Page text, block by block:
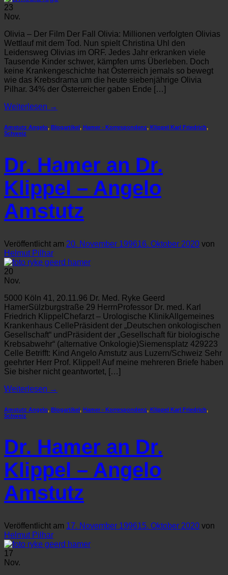
23
Nov.
Olivia – Der Film Der Fall Olivia: Millionen verfolgten Olivias
Wettlauf mit dem Tod. Nun spielt Christina Uhl den
Leidensweg Olivias im ORF. Jedes Jahr erkranken viele
Tausende Kinder schwer, kämpfen ums Überleben. Doch
keine Krankengeschichte hat Österreich jemals so bewegt
wie das Krebsdrama um die heute siebenjährige Olivia
Pilhar. 34% der Österreicher gaben Ende […]
Weiterlesen →
Amstutz Angelo, Blogartikel , Hamer - Korrespondenz, Klippel Karl Friedrich,
Schweiz
Dr. Hamer an Dr.
Klippel – Angelo
Amstutz
Veröffentlicht am 20. November 199616. Oktober 2020 von
Helmut Pilhar
20
Nov.
5000 Köln 41, 20.11.96 Dr. Med. Ryke Geerd
HamerSülzburgstraße 29 HerrnProfessor Dr. med. Karl
Friedrich KlippelChefarzt – Urologische KlinikAllgemeines
Krankenhaus CellePräsident der „Deutschen onkologischen
Gesellschaft“ undPräsident der „Gesellschaft für biologische
Krebsabwehr“ (alternative Onkologie)Siemensplatz 429223
Celle Betrifft: Kind Angelo Amstutz aus Luzern/Schweiz Sehr
geehrter Herr Prof. Klippel! Auf meine mehreren Briefe haben
Sie bisher nicht geantwortet, […]
Weiterlesen →
Amstutz Angelo, Blogartikel, Hamer - Korrespondenz, Klippel Karl Friedrich,
Schweiz
Dr. Hamer an Dr.
Klippel – Angelo
Amstutz
Veröffentlicht am 17. November 199615. Oktober 2020 von
Helmut Pilhar
17
Nov.